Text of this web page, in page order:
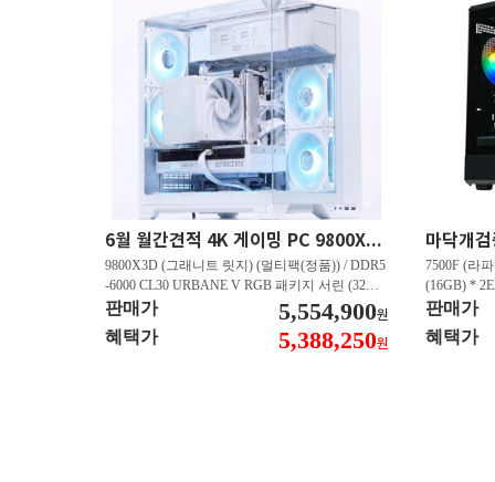
6월 월간견적 4K 게이밍 PC 9800X3D RTX 5080 GY512
9800X3D (그래니트 릿지) (멀티팩(정품)) / DDR5
-6000 CL30 URBANE V RGB 패키지 서린 (32GB
(16Gx2)) / B850M-PLUS WIFI7 W 대원씨티에스 /
지포스 RTX 5080 AERO OC SFF D7 16GB 제이
씨현 / EXCERIA 히트싱크 M.2 NVMe (2TB)
판매가 5,554,900원
혜택가 5,388,250원
7500F (라
(16GB) *
즈윈 / 지포
CN600
판매가
혜택가